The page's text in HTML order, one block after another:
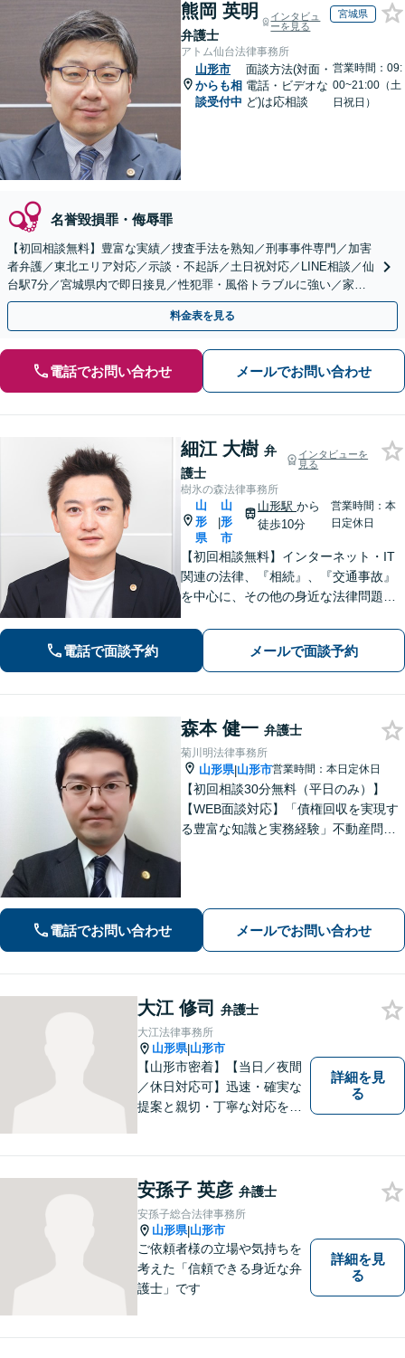
熊岡 英明
弁護士
インタビュ
ーを見る
宮城県
アトム仙台法律事務所
山形市
からも相
談受付中
面談方法(対面・
電話・ビデオな
ど)は応相談
営業時間：09:
00~21:00（土
日祝日）
名誉毀損罪・侮辱罪
【初回相談無料】豊富な実績／捜査手法を熟知／刑事事件専門／加害
者弁護／東北エリア対応／示談・不起訴／土日祝対応／LINE相談／仙
台駅7分／宮城県内で即日接見／性犯罪・風俗トラブルに強い／家族
が逮捕されたら至急ご連絡を！
料金表を見る
電話でお問い合わせ メールでお問い合わせ
細江 大樹 弁
護士
インタビューを
見る
樹氷の森法律事務所
山
形
県
|
山
形
市
山形駅 から
徒歩10分
営業時間：本
日定休日
【初回相談無料】インターネット・IT
関連の法律、『相続』、『交通事故』
を中心に、その他の身近な法律問題も
ず、まずはお気軽にご相談ください
【オンライン相談可能】【完全個室】
【駐車場あり】【山形駅11分】
電話で面談予約 メールで面談予約
森本 健一 弁護士
菊川明法律事務所
山形県|山形市営業時間：本日定休日
【初回相談30分無料（平日のみ）】
【WEB面談対応】「債権回収を実現す
る豊富な知識と実務経験」不動産問
【休日・夜間相談可】
電話でお問い合わせ メールでお問い合わせ
大江 修司 弁護士
大江法律事務所
山形県|山形市
【山形市密着】【当日／夜間
／休日対応可】迅速・確実な
提案と親切・丁寧な対応をい
可】不安や問題について法的
リスクを説明し、見通しを立
て、より良い解決に導くお手
伝いをいたします。
詳細を見
る
安孫子 英彦 弁護士
安孫子総合法律事務所
山形県|山形市
ご依頼者様の立場や気持ちを
考えた「信頼できる身近な弁
護士」です
詳細を見
る